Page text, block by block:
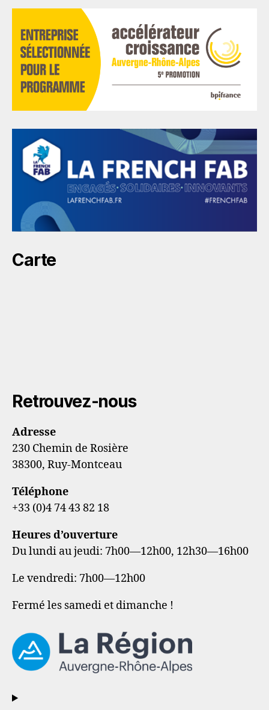
Carte
Retrouvez-nous
Adresse
230 Chemin de Rosière
38300, Ruy-Montceau
Téléphone
+33 (0)4 74 43 82 18
Heures d’ouverture
Du lundi au jeudi: 7h00—12h00, 12h30—16h00
Le vendredi: 7h00—12h00
Fermé les samedi et dimanche !